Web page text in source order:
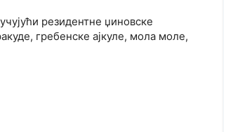
резидентне џиновске
гребенске ајкуле, мола моле,